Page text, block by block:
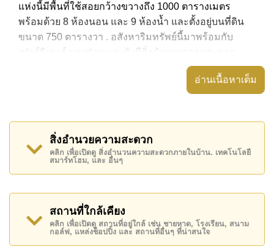
แห่งนี้มีพื้นที่ใช้สอยกว้างขวางถึง 1000 ตารางเมตร
พร้อมด้วย 8 ห้องนอน และ 9 ห้องน้ำ และตั้งอยู่บนที่ดิน
ขนาด 750 ตารางวา . อสังหาริมทรัพย์นี้มาพร้อมกับ
เฟอร์นิเจอร์ บางส่วน และยังมีสิ่งอำนวยความสะดวก
ได้แก่ บ้าน 3 ชั้น, สนามหญ้าขนาดใหญ่, พื้นที่นั่งเล่น
กลางแจ้งพร้อมหลังคา, อ่างอาบน้ำ/จากุซซี่, ตู้เสื้อผ้าแบบ
อสังหาริมทรัพย์นี้สามารถใช้ สระว่ายน้ำ ส่วนตัว ได้
Paradise Villa 1 มีสิ่งอำนวยความสะดวกส่วนกลาง
ได้แก่ รักษาความปลอดภัย 24 ชั่วโมง, ทางเข้ามีไม้กั้น,
สถานที่สำคัญใกล้ Paradise Villa 1 ได้แก่: บิ๊กซีพัทยาใต้,
แม็คโคร, ร้านสยามเบอร์รี่, โลตัส & เอ้าท์เล็ทมอลล์, ทอ
ปส์ ชิลล์ เขาน้อย , ตลาดน้ำสี่ภาคพัทยา, Silverlake
Vineyard, อันเดอร์วอเตอร์ เวิลด์, บันจี้จัมพ์, พัทยาเพนท์
อ่านเนื้อหาเต็ม
สิ่งอำนวยความสะดวก
คลิก เพื่อเปิดดู สิ่งอำนวนความสะดวกภายในบ้าน. เทคโนโลยี
สมาร์ทโฮม, และ อื่นๆ
สถานที่ใกล้เคียง
คลิก เพื่อเปิดดู สถานที่อยู่ใกล้ เช่น ชายหาด, โรงเรียน, สนาม
กอล์ฟ, แหล่งช็อปปิ้ง และ สถานที่อื่นๆ ที่น่าสนใจ